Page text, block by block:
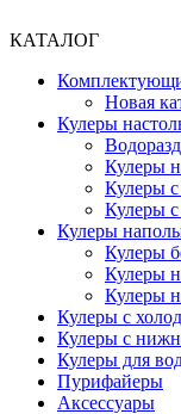
КАТАЛОГ
Новая
Кулеры
Кулеры
Кулеры
Кулеры
Кулеры
Кулеры
Кулеры
Кулеры
Кулеры с
Кулеры с
Кулеры для
Пурифайеры
Аксессуары